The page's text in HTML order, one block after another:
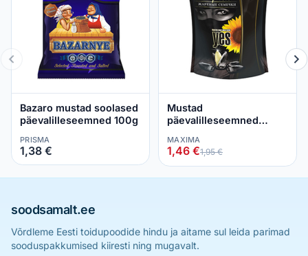
Bazaro mustad soolased
päevalilleseemned 100g
PRISMA
1,38 €
Mustad
päevalilleseemned
MAXIMA
1,46 €1,95 €
soodsamalt.ee
Võrdleme Eesti toidupoodide hindu ja aitame sul leida parimad
sooduspakkumised kiiresti ning mugavalt.